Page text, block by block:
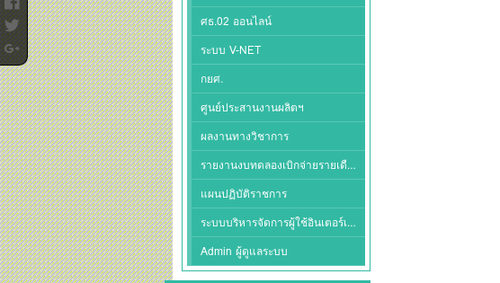
ศธ.02 ออนไลน์
ระบบ V-NET
กยศ.
ศูนย์ประสานงานผลิตฯ
ผลงานทางวิชาการ
รายงานงบทดลองเบิกจ่ายรายเดือน
แผนปฏิบัติราชการ
ระบบบริหารจัดการผู้ใช้อินเตอร์เน็ต
Admin ผู้ดูแลระบบ